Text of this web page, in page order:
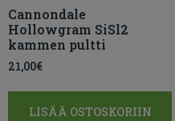
Cannondale
Hollowgram SiSl2
kammen pultti
21,00€
LISÄÄ OSTOSKORIIN